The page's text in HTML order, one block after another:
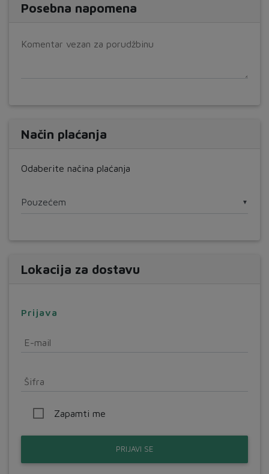
Posebna napomena
Komentar vezan za porudžbinu
Način plaćanja
Odaberite načina plaćanja
▼
Lokacija za dostavu
Prijava
E-mail
Šifra
Zapamti me
PRIJAVI SE